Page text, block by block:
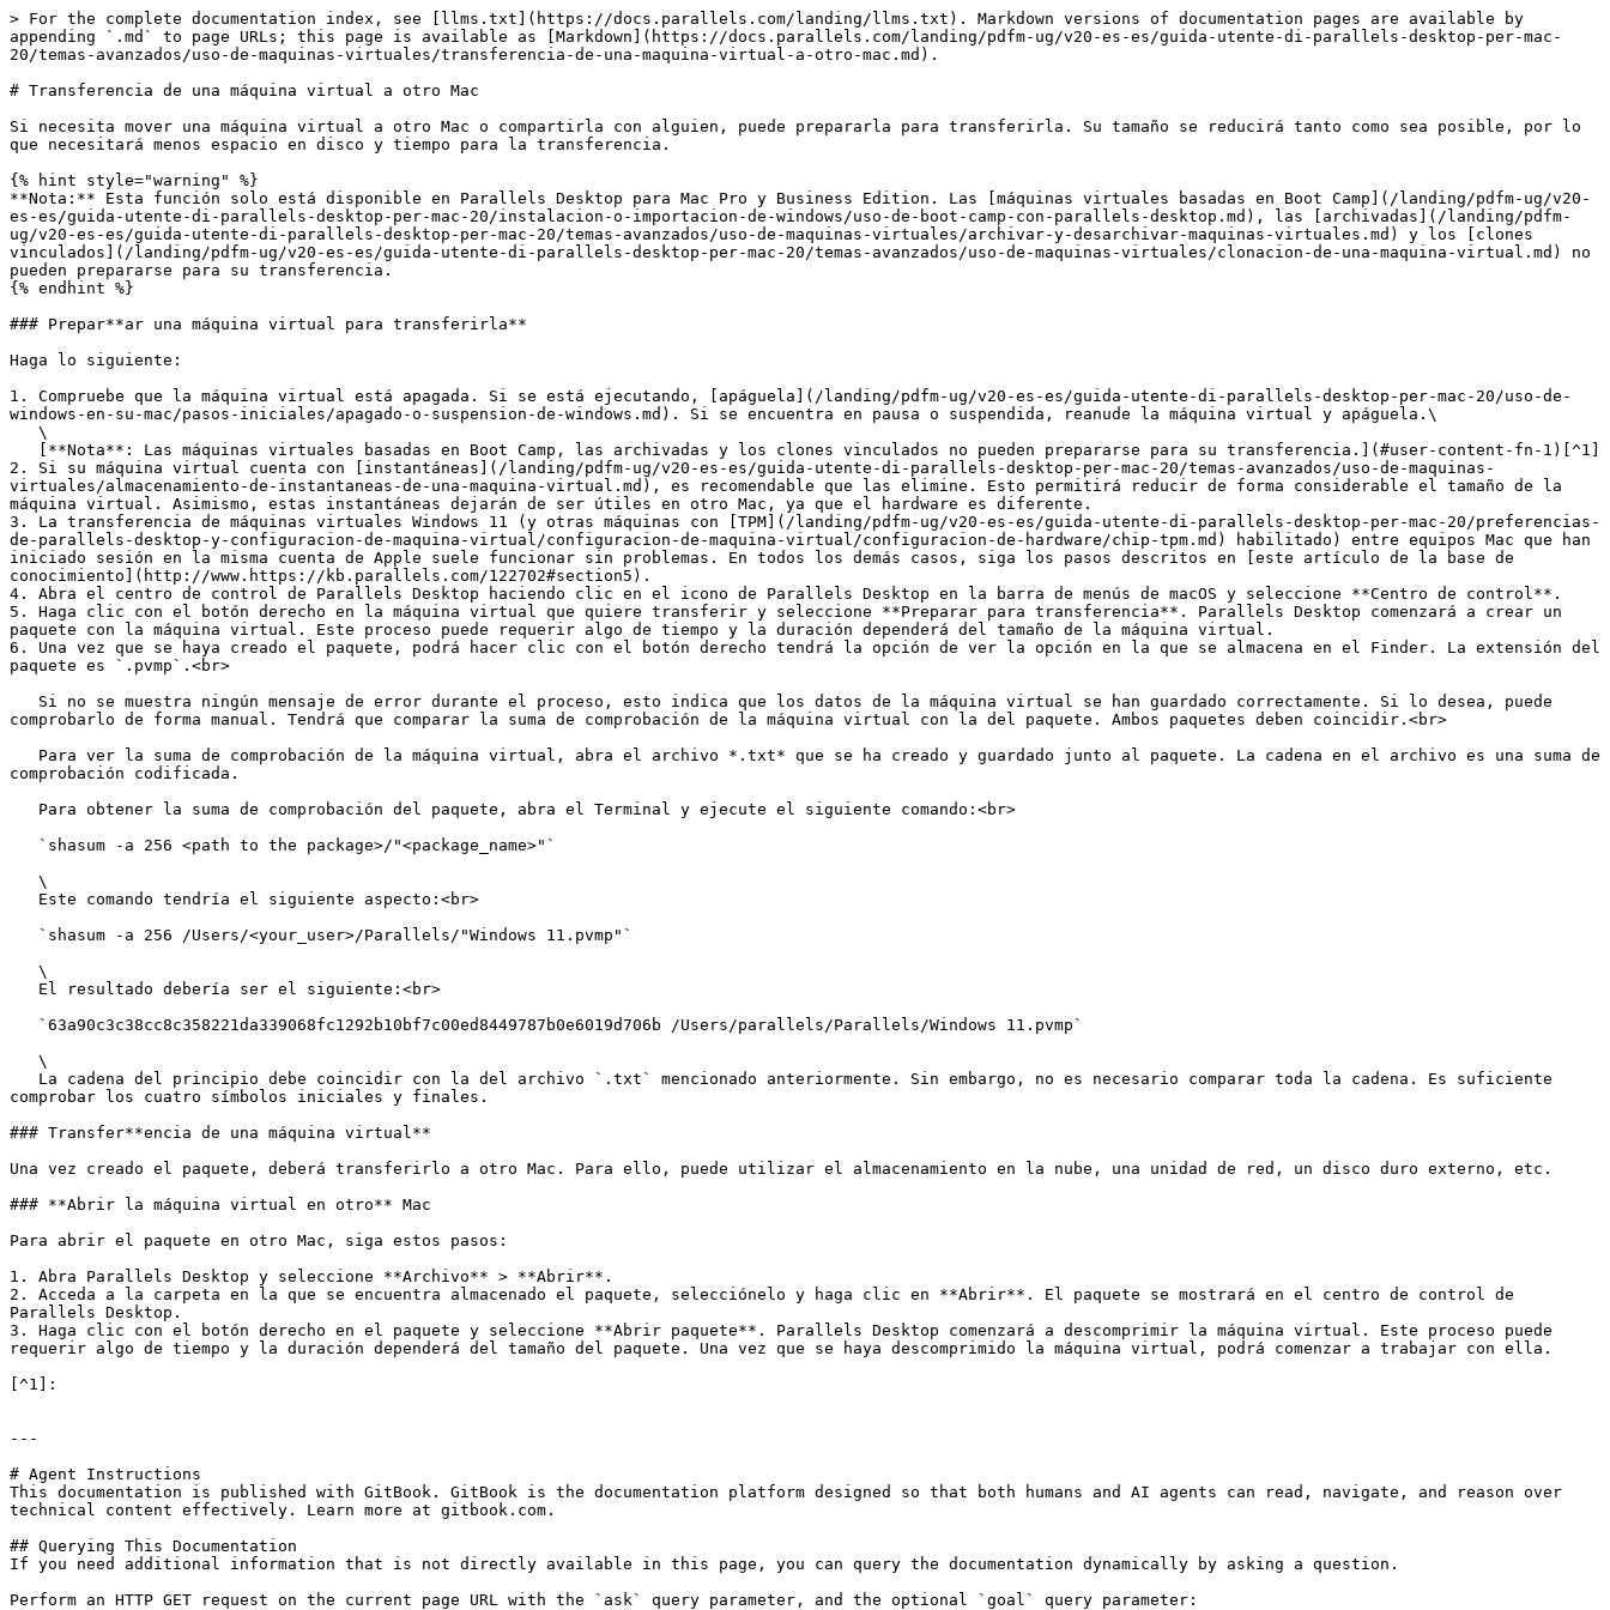
> For the complete documentation index, see [llms.txt](https://docs.parallels.com/landing/llms.txt). Markdown versions of documentation pages are available by
appending `.md` to page URLs; this page is available as [Markdown](https://docs.parallels.com/landing/pdfm-ug/v20-es-es/guida-utente-di-parallels-desktop-per-mac-
20/temas-avanzados/uso-de-maquinas-virtuales/transferencia-de-una-maquina-virtual-a-otro-mac.md).
# Transferencia de una máquina virtual a otro Mac
Si necesita mover una máquina virtual a otro Mac o compartirla con alguien, puede prepararla para transferirla. Su tamaño se reducirá tanto como sea posible, por lo
que necesitará menos espacio en disco y tiempo para la transferencia.
{% hint style="warning" %}
**Nota:** Esta función solo está disponible en Parallels Desktop para Mac Pro y Business Edition. Las [máquinas virtuales basadas en Boot Camp](/landing/pdfm-ug/v20-
es-es/guida-utente-di-parallels-desktop-per-mac-20/instalacion-o-importacion-de-windows/uso-de-boot-camp-con-parallels-desktop.md), las [archivadas](/landing/pdfm-
ug/v20-es-es/guida-utente-di-parallels-desktop-per-mac-20/temas-avanzados/uso-de-maquinas-virtuales/archivar-y-desarchivar-maquinas-virtuales.md) y los [clones
vinculados](/landing/pdfm-ug/v20-es-es/guida-utente-di-parallels-desktop-per-mac-20/temas-avanzados/uso-de-maquinas-virtuales/clonacion-de-una-maquina-virtual.md) no
pueden prepararse para su transferencia.
{% endhint %}
### Prepar**ar una máquina virtual para transferirla**
Haga lo siguiente:
1. Compruebe que la máquina virtual está apagada. Si se está ejecutando, [apáguela](/landing/pdfm-ug/v20-es-es/guida-utente-di-parallels-desktop-per-mac-20/uso-de-
windows-en-su-mac/pasos-iniciales/apagado-o-suspension-de-windows.md). Si se encuentra en pausa o suspendida, reanude la máquina virtual y apáguela.\
2. Si su máquina virtual cuenta con [instantáneas](/landing/pdfm-ug/v20-es-es/guida-utente-di-parallels-desktop-per-mac-20/temas-avanzados/uso-de-maquinas-
virtuales/almacenamiento-de-instantaneas-de-una-maquina-virtual.md), es recomendable que las elimine. Esto permitirá reducir de forma considerable el tamaño de la
máquina virtual. Asimismo, estas instantáneas dejarán de ser útiles en otro Mac, ya que el hardware es diferente.
3. La transferencia de máquinas virtuales Windows 11 (y otras máquinas con [TPM](/landing/pdfm-ug/v20-es-es/guida-utente-di-parallels-desktop-per-mac-20/preferencias-
de-parallels-desktop-y-configuracion-de-maquina-virtual/configuracion-de-maquina-virtual/configuracion-de-hardware/chip-tpm.md) habilitado) entre equipos Mac que han
iniciado sesión en la misma cuenta de Apple suele funcionar sin problemas. En todos los demás casos, siga los pasos descritos en [este artículo de la base de
conocimiento](http://www.https://kb.parallels.com/122702#section5).
4. Abra el centro de control de Parallels Desktop haciendo clic en el icono de Parallels Desktop en la barra de menús de macOS y seleccione **Centro de control**.
5. Haga clic con el botón derecho en la máquina virtual que quiere transferir y seleccione **Preparar para transferencia**. Parallels Desktop comenzará a crear un
paquete con la máquina virtual. Este proceso puede requerir algo de tiempo y la duración dependerá del tamaño de la máquina virtual.
6. Una vez que se haya creado el paquete, podrá hacer clic con el botón derecho tendrá la opción de ver la opción en la que se almacena en el Finder. La extensión del
paquete es `.pvmp`.<br>
comprobarlo de forma manual. Tendrá que comparar la suma de comprobación de la máquina virtual con la del paquete. Ambos paquetes deben coincidir.<br>
comprobación codificada.
comprobar los cuatro símbolos iniciales y finales.
### Transfer**encia de una máquina virtual**
Una vez creado el paquete, deberá transferirlo a otro Mac. Para ello, puede utilizar el almacenamiento en la nube, una unidad de red, un disco duro externo, etc.
### **Abrir la máquina virtual en otro** Mac
Para abrir el paquete en otro Mac, siga estos pasos:
1. Abra Parallels Desktop y seleccione **Archivo** > **Abrir**.
2. Acceda a la carpeta en la que se encuentra almacenado el paquete, selecciónelo y haga clic en **Abrir**. El paquete se mostrará en el centro de control de
Parallels Desktop.
3. Haga clic con el botón derecho en el paquete y seleccione **Abrir paquete**. Parallels Desktop comenzará a descomprimir la máquina virtual. Este proceso puede
requerir algo de tiempo y la duración dependerá del tamaño del paquete. Una vez que se haya descomprimido la máquina virtual, podrá comenzar a trabajar con ella.
[^1]:
---
# Agent Instructions
This documentation is published with GitBook. GitBook is the documentation platform designed so that both humans and AI agents can read, navigate, and reason over
technical content effectively. Learn more at gitbook.com.
## Querying This Documentation
If you need additional information that is not directly available in this page, you can query the documentation dynamically by asking a question.
Perform an HTTP GET request on the current page URL with the `ask` query parameter, and the optional `goal` query parameter: